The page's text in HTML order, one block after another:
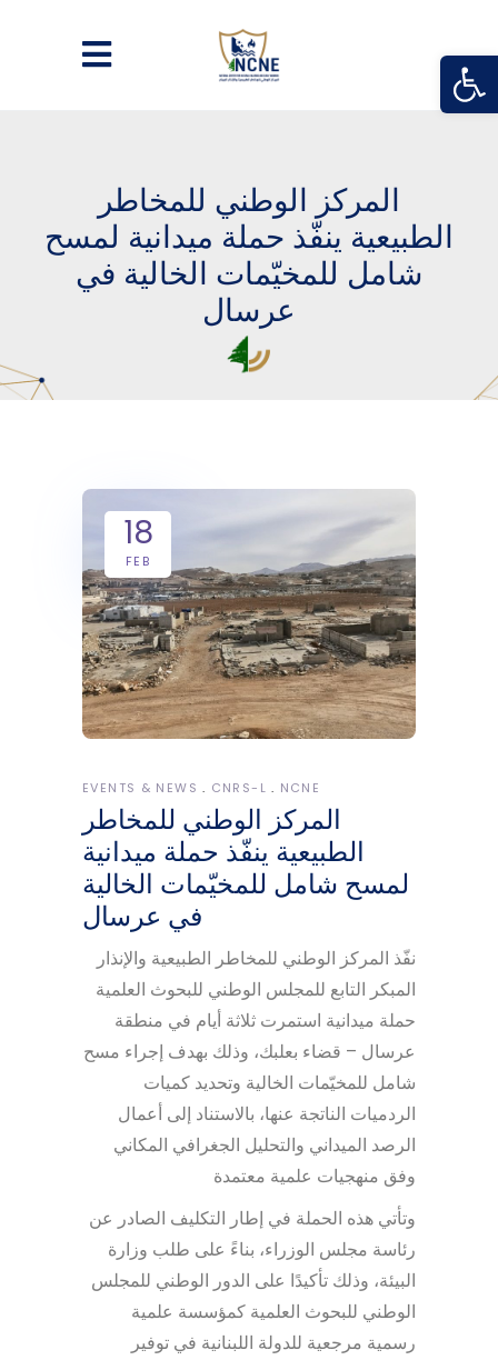
المركز الوطني للمخاطر
الطبيعية ينفّذ حملة ميدانية لمسح
شامل للمخيّمات الخالية في
عرسال
18
FEB
EVENTS & NEWS CNRS-L NCNE
المركز الوطني للمخاطر
الطبيعية ينفّذ حملة ميدانية
لمسح شامل للمخيّمات الخالية
في عرسال
نفّذ المركز الوطني للمخاطر الطبيعية والإنذار
المبكر التابع للمجلس الوطني للبحوث العلمية
حملة ميدانية استمرت ثلاثة أيام في منطقة
عرسال – قضاء بعلبك، وذلك بهدف إجراء مسح
شامل للمخيّمات الخالية وتحديد كميات
الردميات الناتجة عنها، بالاستناد إلى أعمال
الرصد الميداني والتحليل الجغرافي المكاني
وفق منهجيات علمية معتمدة
رئاسة مجلس الوزراء، بناءً على طلب وزارة
البيئة، وذلك تأكيدًا على الدور الوطني للمجلس
الوطني للبحوث العلمية كمؤسسة علمية
رسمية مرجعية للدولة اللبنانية في توفير